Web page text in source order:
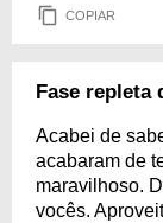
COPIAR
Fase repleta
Acabei de
acabaram de
maravilhoso.
vocês.